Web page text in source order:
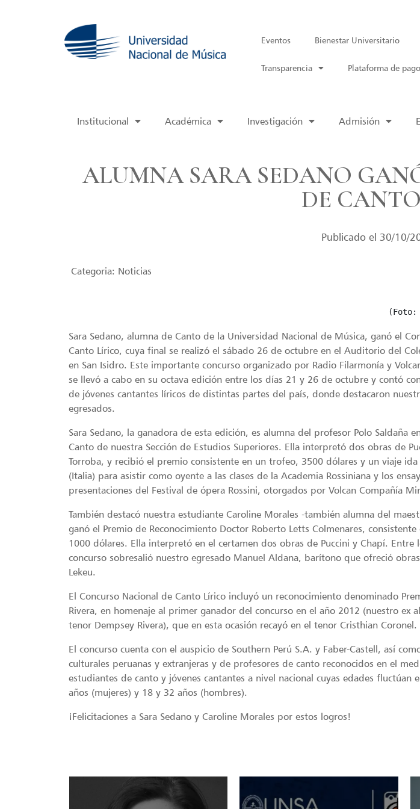
Eventos Bienestar Universitario
Transparencia Plataforma de pago
Institucional Académica Investigación Admisión
ALUMNA SARA SEDANO
DE
Publicado el 30/10/
Categoria: Noticias
(Foto:
Sara Sedano, alumna de Canto de la Universidad Nacional de Música, ganó el
Canto Lírico, cuya final se realizó el sábado 26 de octubre en el Auditorio del
en San Isidro. Este importante concurso organizado por Radio Filarmonía y
se llevó a cabo en su octava edición entre los días 21 y 26 de octubre y contó
de jóvenes cantantes líricos de distintas partes del país, donde destacaron
egresados.
Sara Sedano, la ganadora de esta edición, es alumna del profesor Polo Saldaña
Canto de nuestra Sección de Estudios Superiores. Ella interpretó dos obras de
Torroba, y recibió el premio consistente en un trofeo, 3500 dólares y un viaje ida
(Italia) para asistir como oyente a las clases de la Academia Rossiniana y los
presentaciones del Festival de ópera Rossini, otorgados por Volcan Compañía
También destacó nuestra estudiante Caroline Morales -también alumna del
ganó el Premio de Reconocimiento Doctor Roberto Letts Colmenares,
1000 dólares. Ella interpretó en el certamen dos obras de Puccini y Chapí. Entre
concurso sobresalió nuestro egresado Manuel Aldana, barítono que ofreció
Lekeu.
El Concurso Nacional de Canto Lírico incluyó un reconocimiento denominado
Rivera, en homenaje al primer ganador del concurso en el año 2012 (nuestro ex
tenor Dempsey Rivera), que en esta ocasión recayó en el tenor Cristhian Coronel.
El concurso cuenta con el auspicio de Southern Perú S.A. y Faber-Castell, así
culturales peruanas y extranjeras y de profesores de canto reconocidos en el
estudiantes de canto y jóvenes cantantes a nivel nacional cuyas edades fluctúan
años (mujeres) y 18 y 32 años (hombres).
¡Felicitaciones a Sara Sedano y Caroline Morales por estos logros!